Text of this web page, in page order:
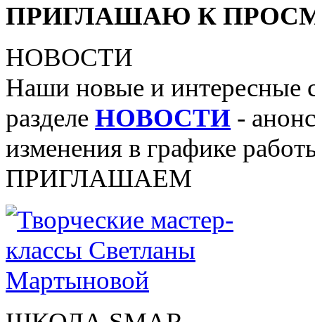
ПРИГЛАШАЮ К
НОВОСТИ
Наши новые и интересные
разделе НОВОСТИ -
изменения в графике
ПРИГЛАШАЕМ